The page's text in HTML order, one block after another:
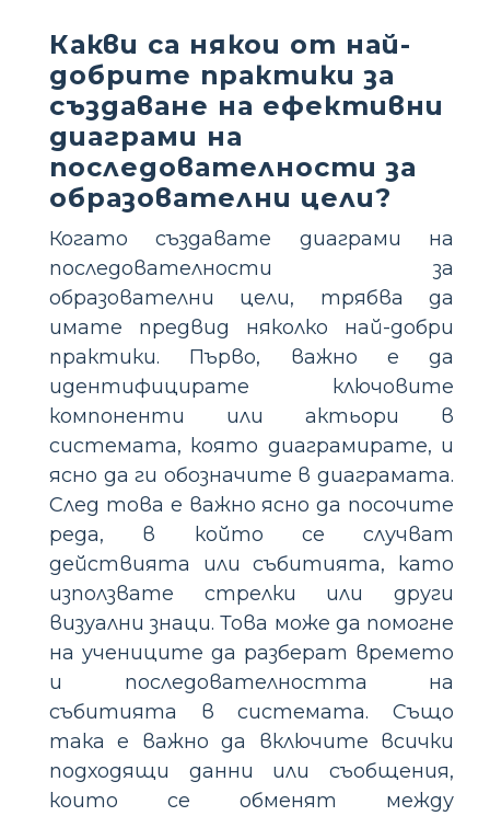
Какви са някои от най-
добрите практики за
създаване на ефективни
диаграми на
последователности за
образователни цели?
Когато създавате диаграми на
последователности за
образователни цели, трябва да
имате предвид няколко най-добри
практики. Първо, важно е да
идентифицирате ключовите
компоненти или актьори в
системата, която диаграмирате, и
ясно да ги обозначите в диаграмата.
След това е важно ясно да посочите
реда, в който се случват
действията или събитията, като
използвате стрелки или други
визуални знаци. Това може да помогне
на учениците да разберат времето
и последователността на
събитията в системата. Също
така е важно да включите всички
подходящи данни или съобщения,
които се обменят между